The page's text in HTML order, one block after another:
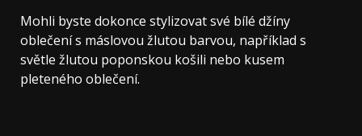
Mohli byste dokonce stylizovat své bílé džíny
oblečení s máslovou žlutou barvou, například s
světle žlutou poponskou košili nebo kusem
pleteného oblečení.